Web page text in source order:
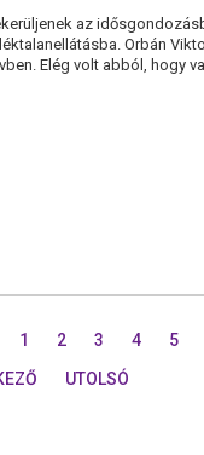
az
Orbán
Elég volt abból, hogy
1 2 3 4 5
UTOLSÓ